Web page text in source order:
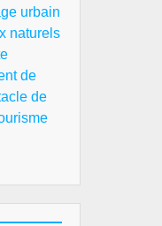
urbain
naturels
de
de